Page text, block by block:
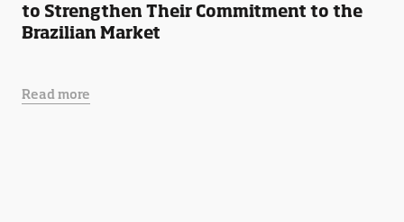
to Strengthen Their Commitment to the
Brazilian Market
Read more